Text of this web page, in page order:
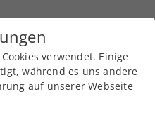
verwendet. Einige
während es uns andere
auf unserer Webseite